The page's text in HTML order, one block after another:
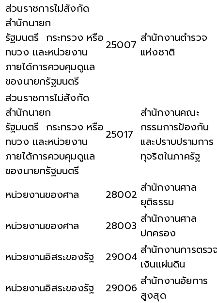
ส่วนราชการไม่สังกัด
สำนักนายก
รัฐมนตรี กระทรวง หรือ
ทบวง เเละหน่วยงาน
ภายได้การควบคุมดูเเล
ของนายกรัฐมนตรี
25007 สำนักงานตำรวจ
แห่งชาติ
ส่วนราชการไม่สังกัด
สำนักนายก
รัฐมนตรี กระทรวง หรือ
ทบวง เเละหน่วยงาน
ภายได้การควบคุมดูเเล
ของนายกรัฐมนตรี
25017
สำนักงานคณะ
กรรมการป้องกัน
และปราบปรามการ
ทุจริตในภาครัฐ
หน่วยงานของศาล 28002 สำนักงานศาล
ยุติธรรม
หน่วยงานของศาล
28003 สำนักงานศาล
ปกครอง
หน่วยงานอิสระของรัฐ
29004 สำนักงานการตรว
เงินแผ่นดิน
หน่วยงานอิสระของรัฐ
29006 สำนักงานอัยการ
สูงสุด